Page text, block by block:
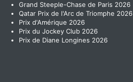
Grand Steeple-Chase de Paris 2026
Qatar Prix de l'Arc de Triomphe 2026
Prix d'Amérique 2026
Prix du Jockey Club 2026
Prix de Diane Longines 2026